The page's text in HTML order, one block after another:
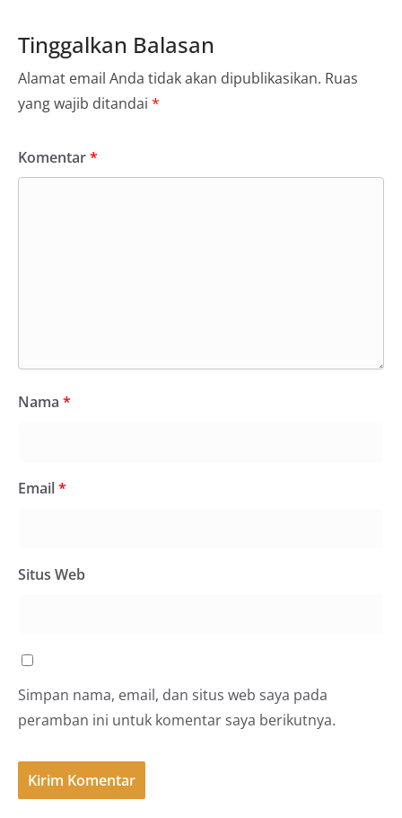
Tinggalkan Balasan
Alamat email Anda tidak akan dipublikasikan. Ruas
yang wajib ditandai *
Komentar*
Nama *
Email*
Situs Web
Simpan nama, email, dan situs web saya pada
peramban ini untuk komentar saya berikutnya.